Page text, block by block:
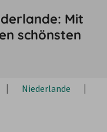
Mit
schönsten
Niederlande